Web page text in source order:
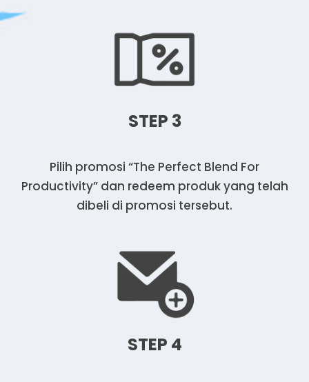
STEP 3
Pilih promosi “The Perfect Blend For
Productivity” dan redeem produk yang telah
dibeli di promosi tersebut.
STEP 4